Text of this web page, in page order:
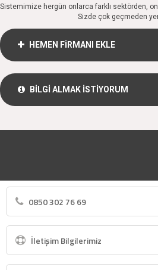
Sistemimize hergün onlarca farklı sektörden,
Sizde çok geçmeden
HEMEN FİRMANI EKLE
BİLGİ ALMAK İSTİYORUM
0850 302 76 69
İletişim Bilgilerimiz